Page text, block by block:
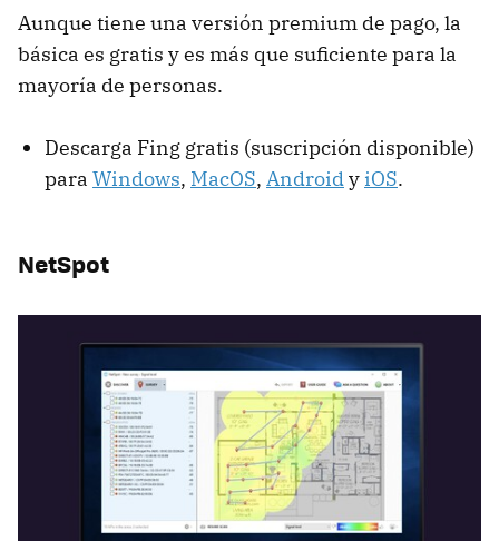
Aunque tiene una versión premium de pago, la
básica es gratis y es más que suficiente para la
mayoría de personas.
Descarga Fing gratis (suscripción disponible)
para Windows, MacOS, Androidy iOS.
NetSpot